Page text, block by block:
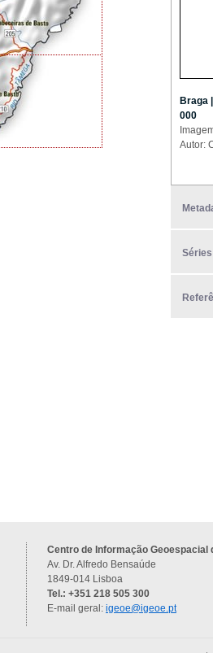
Braga
000
Autor:
Séries
Centro de Informação Geoespacial
Av. Dr. Alfredo Bensaúde
1849-014 Lisboa
Tel.: +351 218 505 300
E-mail geral: igeoe@igeoe.pt